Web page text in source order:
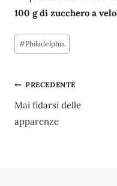
100 g di zucchero a velo
Tag
articolo:
#Philadelphia
Navigazione
articoli
PRECEDENTE
Mai fidarsi delle
apparenze